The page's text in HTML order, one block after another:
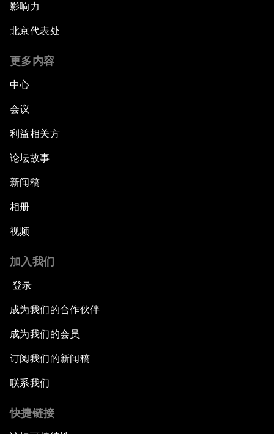
影响力
北京代表处
更多内容
中心
会议
利益相关方
论坛故事
新闻稿
相册
视频
加入我们
登录
成为我们的合作伙伴
成为我们的会员
订阅我们的新闻稿
联系我们
快捷链接